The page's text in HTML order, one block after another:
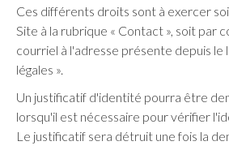
Ces différents droits sont à exercer
Site à la rubrique « Contact », soit par
courriel à l'adresse présente depuis le
légales ».
Un justificatif d'identité pourra être
lorsqu'il est nécessaire pour vérifier
Le justificatif sera détruit une fois la